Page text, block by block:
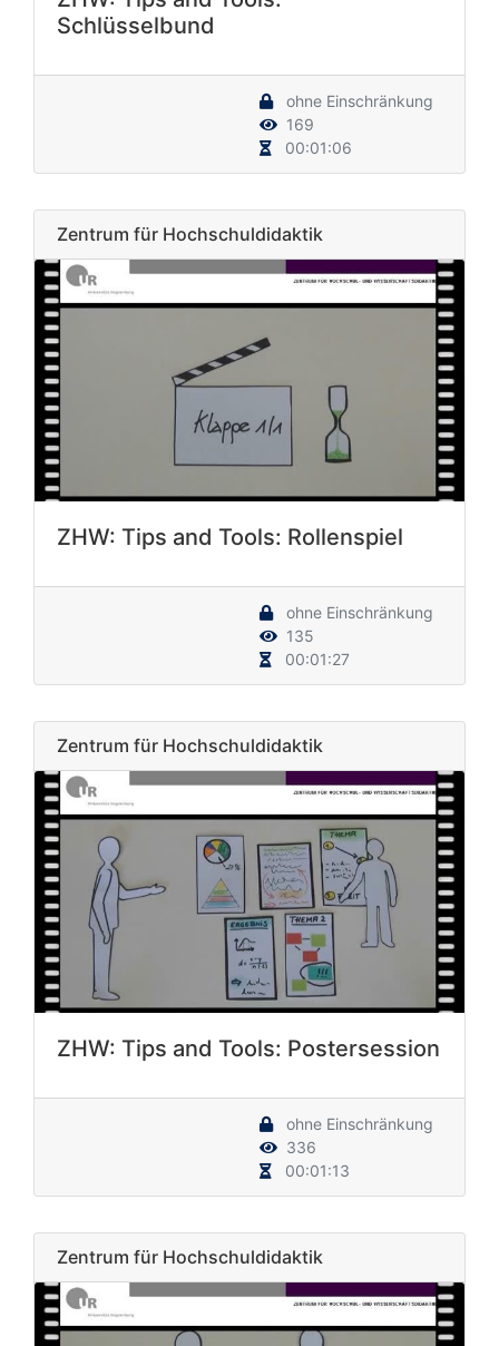
Schlüsselbund
ohne Einschränkung
169
00:01:06
Zentrum für Hochschuldidaktik
ZHW: Tips and Tools: Rollenspiel
ohne Einschränkung
135
00:01:27
Zentrum für Hochschuldidaktik
ZHW: Tips and Tools: Postersession
ohne Einschränkung
336
00:01:13
Zentrum für Hochschuldidaktik